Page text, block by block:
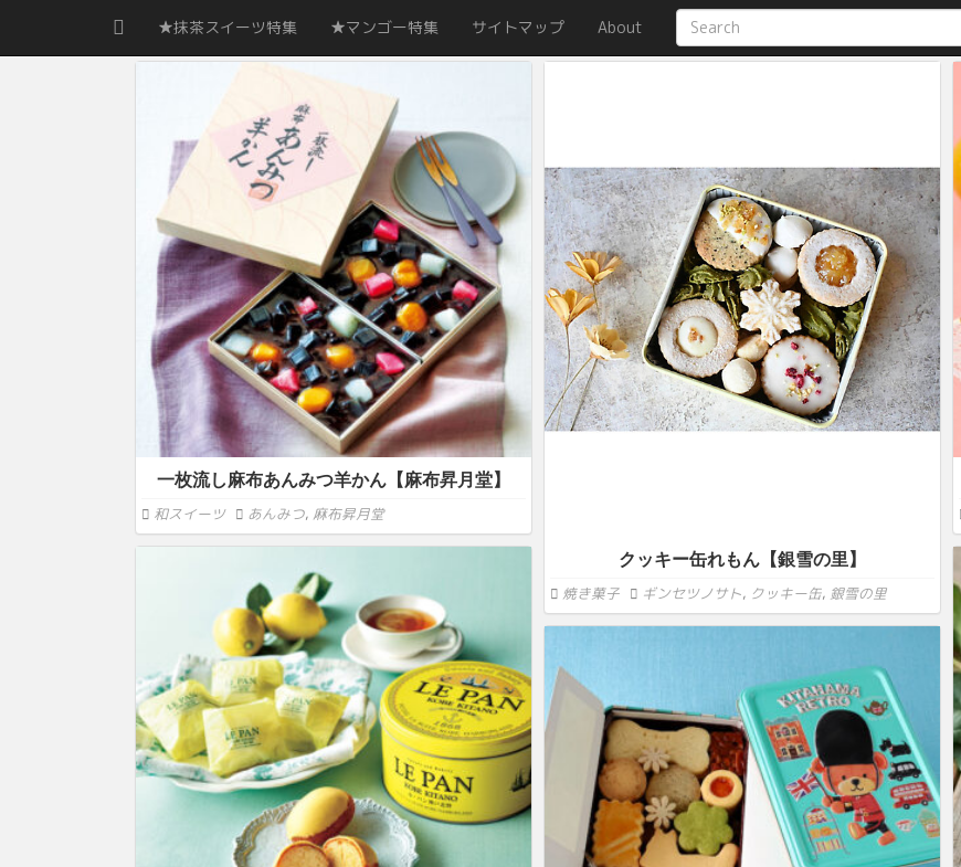
★抹茶スイーツ特集 ★マンゴー特集 サイトマップ About
一枚流し麻布あんみつ羊かん【麻布昇月堂】
和スイーツ あんみつ, 麻布昇月堂
クッキー缶れもん【銀雪の里】
焼き菓子 ギンセツノサト, クッキー缶, 銀雪の里